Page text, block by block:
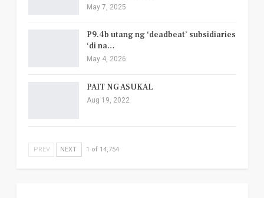
May 7, 2025
P9.4b utang ng ‘deadbeat’ subsidiaries
‘di na…
May 4, 2026
PAIT NG ASUKAL
Aug 19, 2022
PREV NEXT 1 of 14,754